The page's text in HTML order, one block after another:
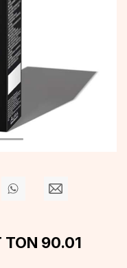
TON 90.01